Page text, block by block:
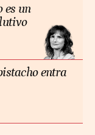
es un
entra